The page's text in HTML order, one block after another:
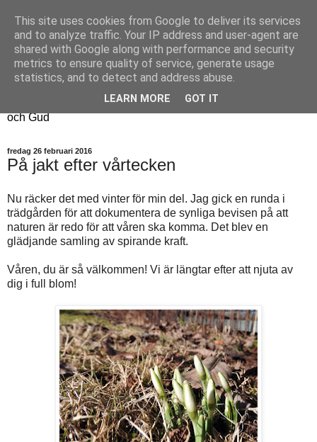
Fyren
Fyren finns för att sprida ljus i mörkret
För att påminna om guldkanterna i tillvaron
Här samsas jakt, hantverk, odling, och andra tankar om livet
och Gud
fredag 26 februari 2016
På jakt efter vårtecken
Nu räcker det med vinter för min del. Jag gick en runda i
trädgården för att dokumentera de synliga bevisen på att
naturen är redo för att våren ska komma. Det blev en
glädjande samling av spirande kraft.
Våren, du är så välkommen! Vi är längtar efter att njuta av
dig i full blom!
This site uses cookies from Google to deliver its services
and to analyze traffic. Your IP address and user-agent are
shared with Google along with performance and security
metrics to ensure quality of service, generate usage
statistics, and to detect and address abuse.
LEARN MORE GOT IT